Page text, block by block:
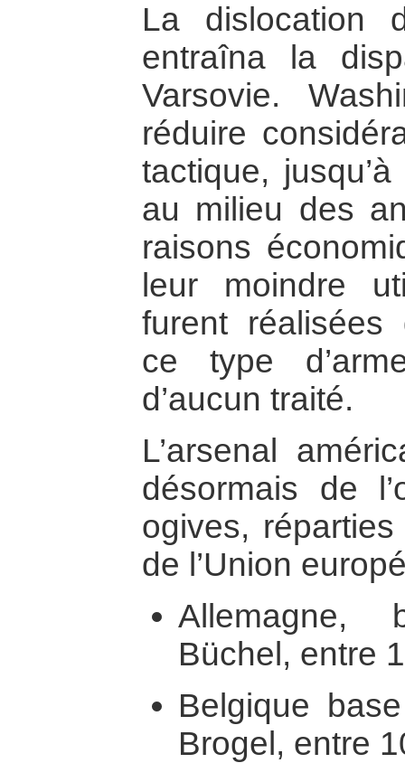
La dislocation
entraîna la
Varsovie.
réduire
tactique,
au milieu des
raisons
leur moindre
furent réalisées
ce type
d’aucun traité.
L’arsenal
désormais de
ogives,
de l’Union
Allemagne,
Büchel, entre
Belgique
Brogel, entre